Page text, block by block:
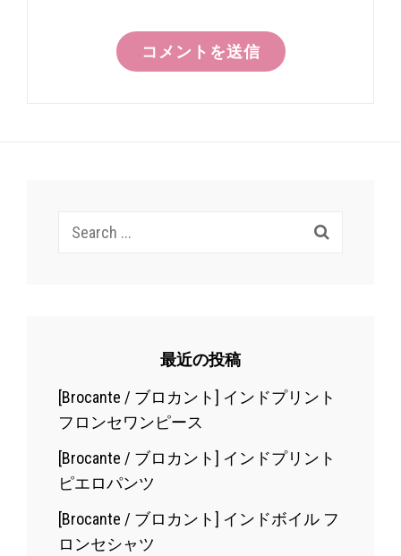
Search
最近の投稿
[Brocante / ブロカント] インドプリント
フロンセワンピース
[Brocante / ブロカント] インドプリント
ピエロパンツ
[Brocante / ブロカント] インドボイル フ
ロンセシャツ